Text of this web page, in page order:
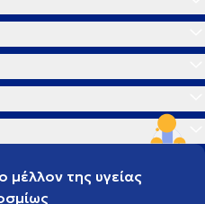
της υγείας